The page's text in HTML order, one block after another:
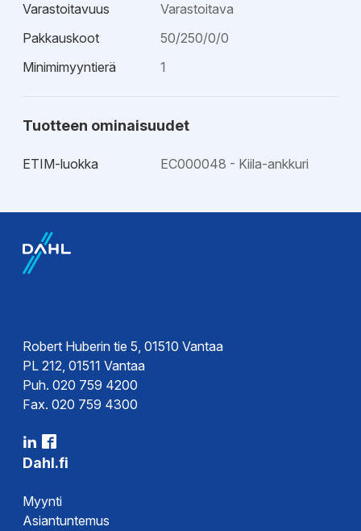
Varastoitavuus
Varastoitava
Pakkauskoot
50/250/0/0
Minimimyyntierä
1
Tuotteen ominaisuudet
ETIM-luokka EC000048 - Kiila-ankkuri
Tekninen esite
Suoritustasoilmoitus
DoP
Sertifikaatit
Ohjeet
Robert Huberin tie 5, 01510 Vantaa
PL 212, 01511 Vantaa
Puh. 020 759 4200
Fax. 020 759 4300
Dahl.fi
Myynti
Asiantuntemus